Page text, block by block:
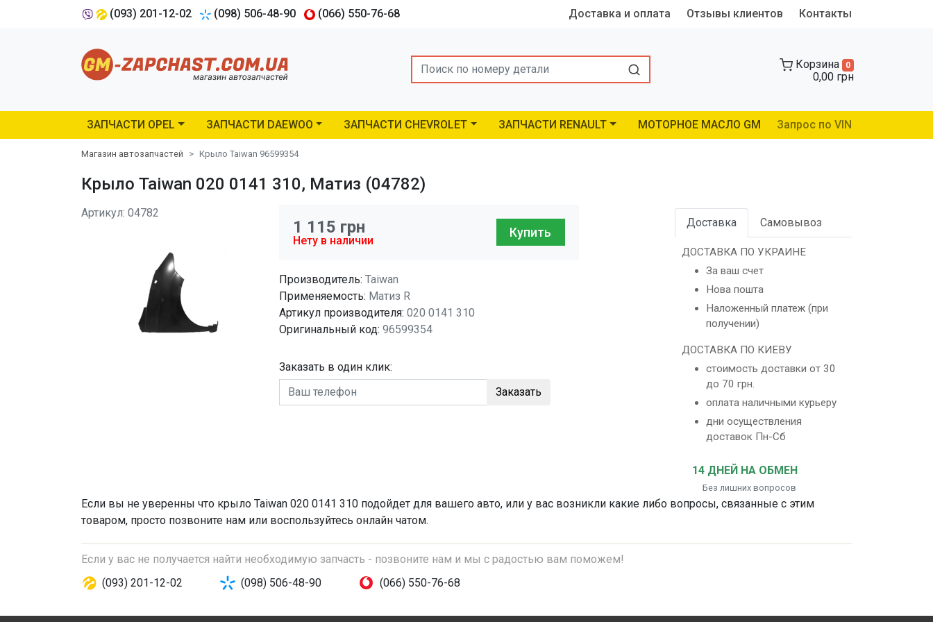
(093) 201-12-02 (098) 506-48-90 (066) 550-76-68 Доставка и оплата Отзывы клиентов Контакты
Search Корзина 0
0,00 грн
ЗАПЧАСТИ OPEL ЗАПЧАСТИ DAEWOO ЗАПЧАСТИ CHEVROLET ЗАПЧАСТИ RENAULT МОТОРНОЕ МАСЛО GM Запрос по VIN
Магазин автозапчастей Крыло Taiwan 96599354
Крыло Taiwan 020 0141 310, Матиз (04782)
Артикул: 04782
1 115 грн
Нету в наличии
Купить
Производитель: Taiwan
Применяемость: Матиз R
Артикул производителя: 020 0141 310
Оригинальный код: 96599354
Заказать в один клик:
Заказать
Доставка Самовывоз
ДОСТАВКА ПО УКРАИНЕ
За ваш счет
Нова пошта
Наложенный платеж (при
получении)
ДОСТАВКА ПО КИЕВУ
стоимость доставки от 30
до 70 грн.
оплата наличными курьеру
дни осуществления
доставок Пн-Сб
14 ДНЕЙ НА ОБМЕН
Без лишних вопросов
Если вы не уверенны что крыло Taiwan 020 0141 310 подойдет для вашего авто, или у вас возникли какие либо вопросы, связанные с этим
товаром, просто позвоните нам или воспользуйтесь онлайн чатом.
Если у вас не получается найти необходимую запчасть - позвоните нам и мы с радостью вам поможем!
(093) 201-12-02
(098) 506-48-90 (066) 550-76-68